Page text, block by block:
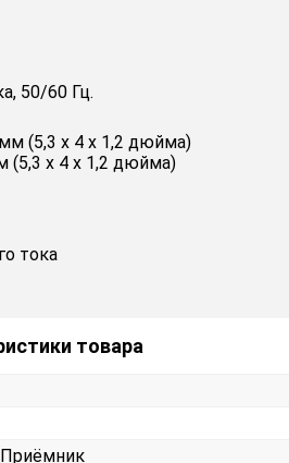
50/60 Гц.
(5,3 х 4 х 1,2 дюйма)
(5,3 х 4 х 1,2 дюйма)
тока
товара